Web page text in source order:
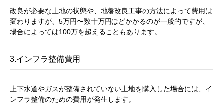
改良が必要な土地の状態や、地盤改良工事の方法によって費用は
変わりますが、5万円〜数十万円ほどかかるのが一般的ですが、
場合によっては100万を超えることもあります。
3.インフラ整備費用
上下水道やガスが整備されていない土地を購入した場合には、イ
ンフラ整備のための費用が発生します。